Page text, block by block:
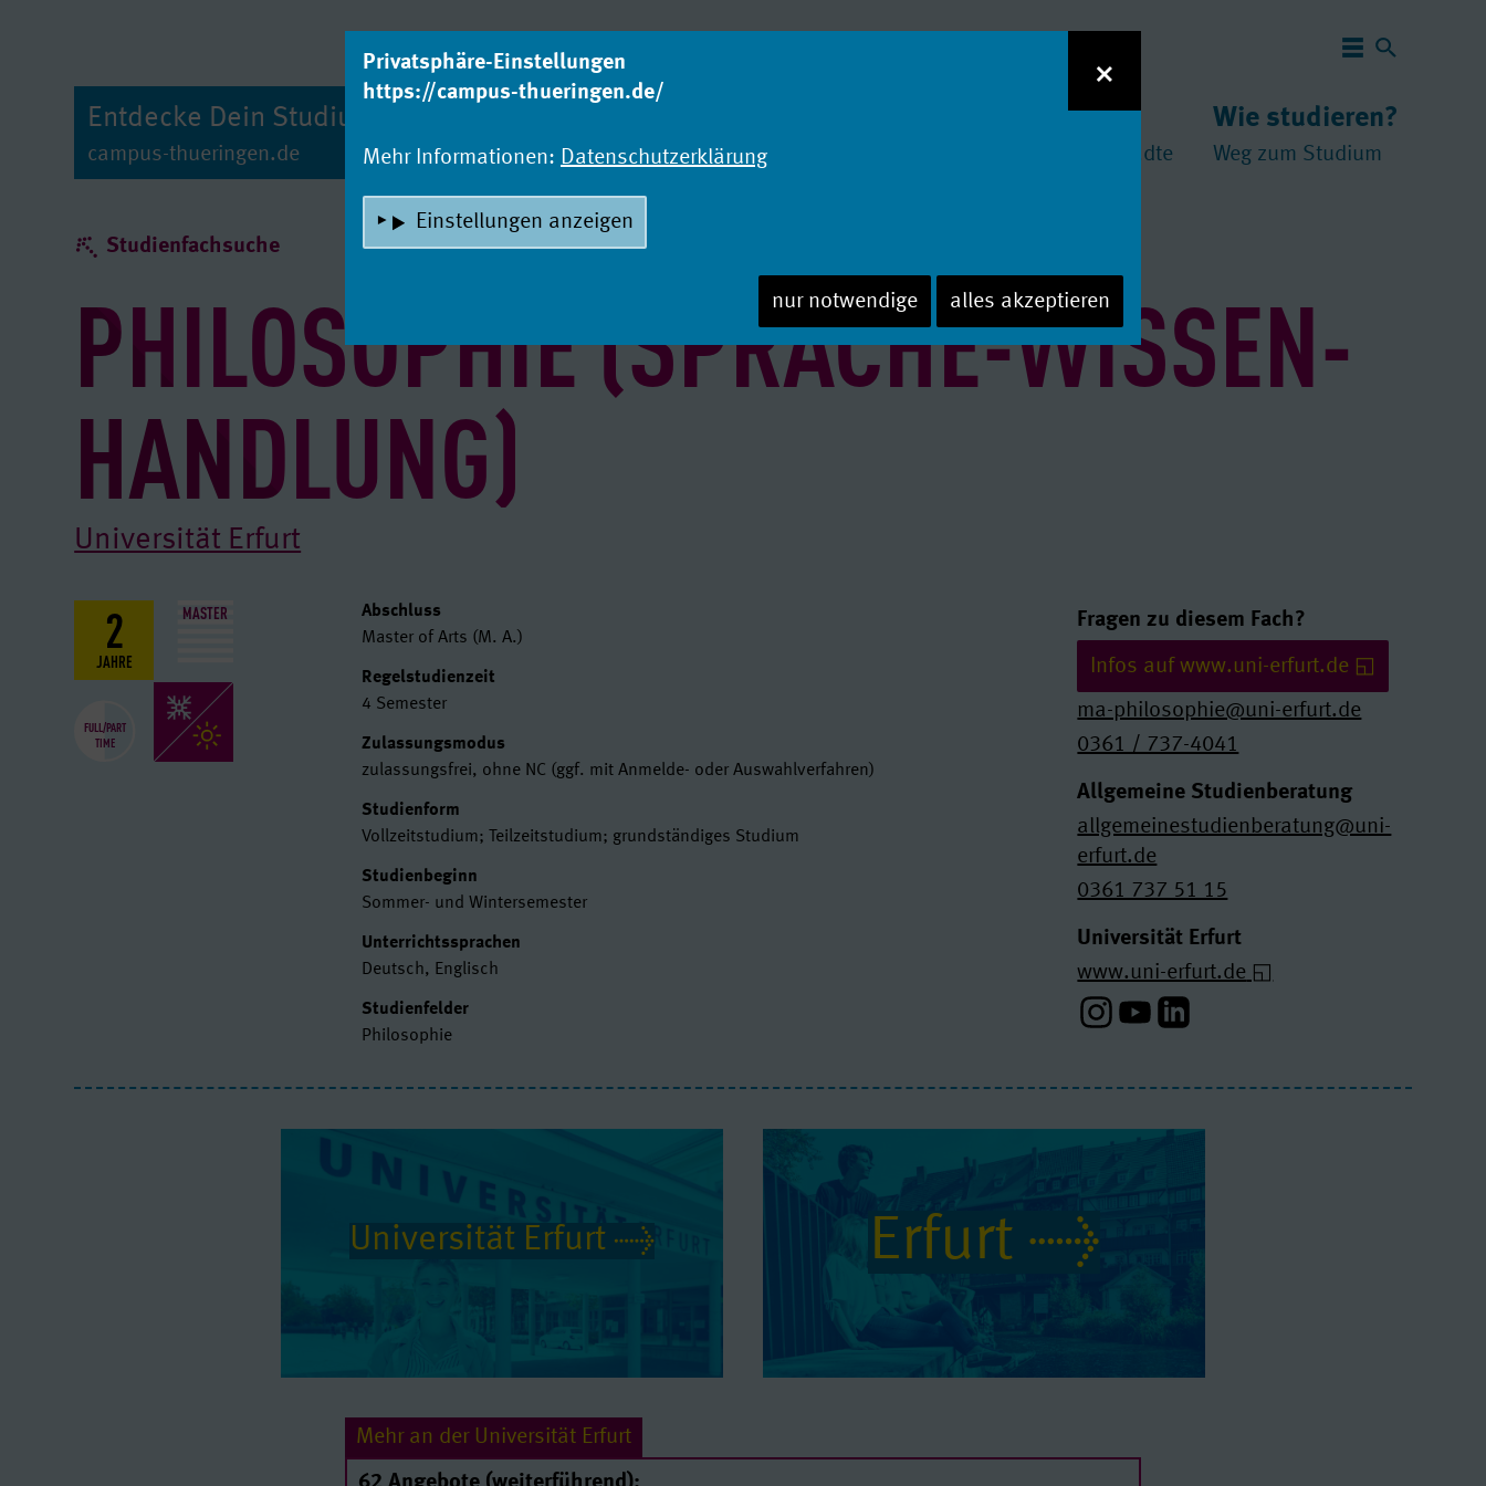
Navigation
Entdecke Dein Studium!
campus-thueringen.de Studienangebot
Wo studieren?
Städte
Wie studieren?
Weg zum Studium
Studienfachsuche
PHILOSOPHIE (SPRACHE-WISSEN-
HANDLUNG)
Universität Erfurt
2
JAHRE
MASTER
FULL/PART
TIME
Basisdaten
Abschluss
Master of Arts (M. A.)
Regelstudienzeit
4 Semester
Zulassungsmodus
zulassungsfrei, ohne NC (ggf. mit Anmelde- oder Auswahlverfahren)
Studienform
Vollzeitstudium; Teilzeitstudium; grundständiges Studium
Studienbeginn
Sommer- und Wintersemester
Unterrichtssprachen
Deutsch, Englisch
Studienfelder
Philosophie
Links und Kontakte
Fragen zu diesem Fach?
Infos auf www.uni-erfurt.de
ma-philosophie@uni-erfurt.de
0361 / 737-4041
Allgemeine Studienberatung
allgemeinestudienberatung@uni-
erfurt.de
0361 737 51 15
Universität Erfurt
www.uni-erfurt.de
Instagram-Profil
Youtube-Profil
Linkedin-Profil
Universität Erfurt Erfurt
Mehr an der Universität Erfurt
Privatsphäre-Einstellungen
https://campus-thueringen.de/
×
Mehr Informationen: Datenschutzerklärung
Einstellungen anzeigen
nur notwendige alles akzeptieren